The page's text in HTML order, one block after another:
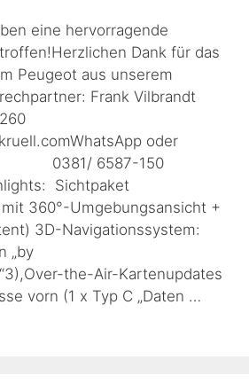
eine hervorragende
Dank für das
Peugeot aus unserem
Frank Vilbrandt
260
oder
0381/ 6587-150
Sichtpaket
360°-Umgebungsansicht +
3D-Navigationssystem:
„by
the-Air-Kartenupdates
vorn (1 x Typ C „Daten …